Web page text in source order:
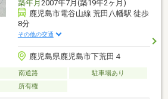
築年月 2007年7月(築19年2ヶ月)
鹿児島市電谷山線 荒田八幡駅 徒歩
8分
その他の交通
鹿児島県鹿児島市下荒田４
南道路
駐車場あり
所有権